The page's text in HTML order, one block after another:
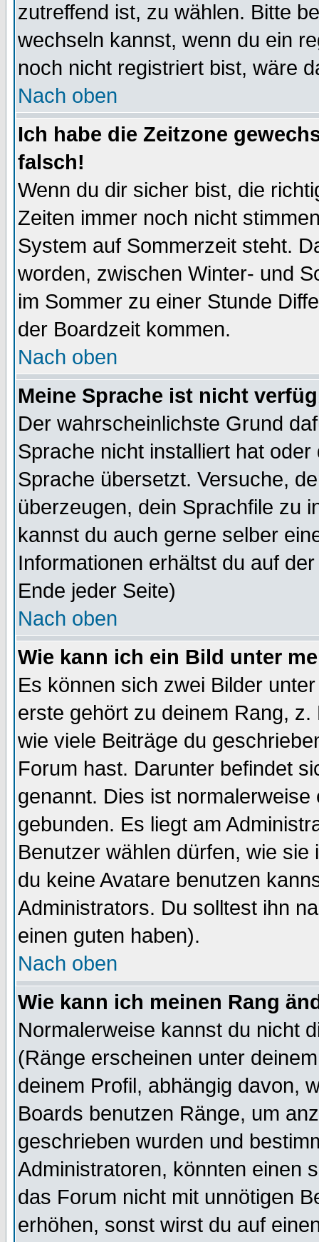
zutreffend ist, zu wählen. Bitte
wechseln kannst, wenn du ein
noch nicht registriert bist, wäre
Nach oben
Ich habe die Zeitzone
falsch!
Wenn du dir sicher bist, die
Zeiten immer noch nicht
System auf Sommerzeit steht.
worden, zwischen Winter- und
im Sommer zu einer Stunde
der Boardzeit kommen.
Nach oben
Meine Sprache ist nicht
Der wahrscheinlichste Grund
Sprache nicht installiert hat
Sprache übersetzt. Versuche,
überzeugen, dein Sprachfile zu
kannst du auch gerne selber
Informationen erhältst du auf
Ende jeder Seite)
Nach oben
Wie kann ich ein Bild unter
Es können sich zwei Bilder
erste gehört zu deinem Rang,
wie viele Beiträge du
Forum hast. Darunter befindet
genannt. Dies ist
gebunden. Es liegt am
Benutzer wählen dürfen, wie
du keine Avatare benutzen
Administrators. Du solltest ihn
einen guten haben).
Nach oben
Wie kann ich meinen Rang
Normalerweise kannst du nicht
(Ränge erscheinen unter
deinem Profil, abhängig davon,
Boards benutzen Ränge, um
geschrieben wurden und
Administratoren, könnten einen
das Forum nicht mit unnötigen
erhöhen, sonst wirst du auf